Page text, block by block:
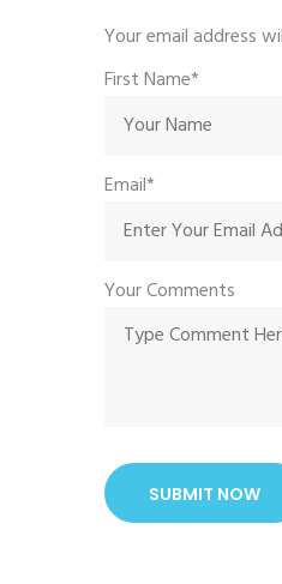
Your email address
First Name*
Email*
Your Comments
SUBMIT NOW